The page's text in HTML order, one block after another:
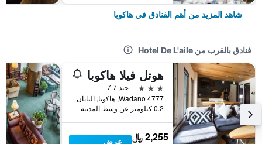
شاهد المزيد من أهم الفنادق في هاكوبا
فنادق بالقرب من Hotel De L'aile
هوتل فيلا هاكوبا
3 نجوم
جيد 7.7
4777 Wadano, هاكوبا, اليابان
0.2 كيلومتر عن وسط المدينة
2,255 ﷼
عرض